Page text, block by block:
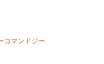
コマンドジー